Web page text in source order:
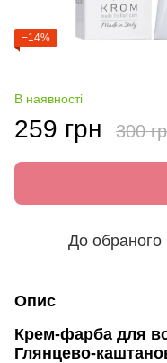
−14%
В наявності
259 грн 300
До обраного
Опис
Крем-фарба для
Глянцево-